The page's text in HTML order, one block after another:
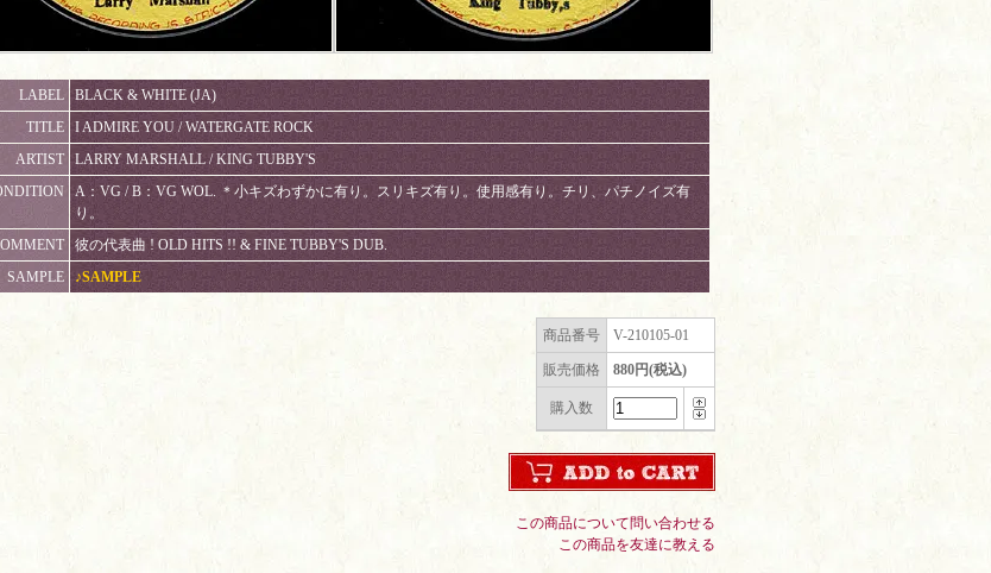
LABEL
BLACK & WHITE (JA)
TITLE
I ADMIRE YOU / WATERGATE ROCK
ARTIST
LARRY MARSHALL / KING TUBBY'S
A：VG / B：VG WOL. ＊小キズわずかに有り。スリキズ有り。使用感有り。チリ、パチノイズ有
り。
彼の代表曲 ! OLD HITS !! & FINE TUBBY'S DUB.
SAMPLE
♪SAMPLE
商品番号 V-210105-01
販売価格 880円(税込)
購入数
この商品について問い合わせる
この商品を友達に教える